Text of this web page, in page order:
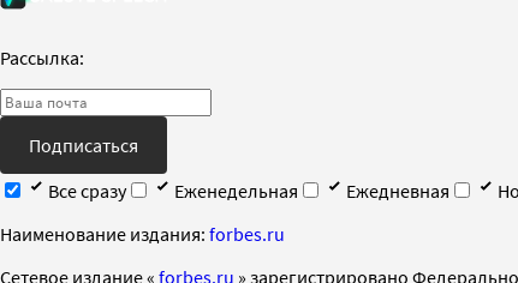
Рассылка:
Подписаться
Все сразу
Еженедельная Ежедневная
Наименование издания: forbes.ru
Cетевое издание « forbes.ru » зарегистрировано